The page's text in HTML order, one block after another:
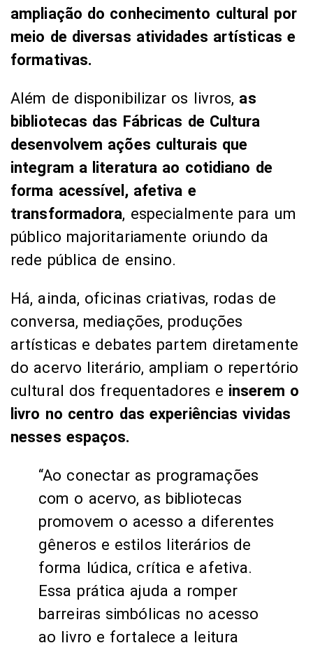
ampliação do conhecimento cultural por
meio de diversas atividades artísticas e
formativas.
Além de disponibilizar os livros, as
bibliotecas das Fábricas de Cultura
desenvolvem ações culturais que
integram a literatura ao cotidiano de
forma acessível, afetiva e
transformadora, especialmente para um
público majoritariamente oriundo da
rede pública de ensino.
Há, ainda, oficinas criativas, rodas de
conversa, mediações, produções
artísticas e debates partem diretamente
do acervo literário, ampliam o repertório
cultural dos frequentadores e inserem o
livro no centro das experiências vividas
nesses espaços.
“Ao conectar as programações
com o acervo, as bibliotecas
promovem o acesso a diferentes
gêneros e estilos literários de
forma lúdica, crítica e afetiva.
Essa prática ajuda a romper
barreiras simbólicas no acesso
ao livro e fortalece a leitura